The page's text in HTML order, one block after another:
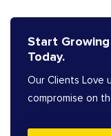
Start
Today.
Our Clients Love
compromise on